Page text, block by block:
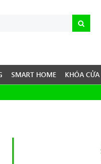
SMART HOME KHÓA CỬA